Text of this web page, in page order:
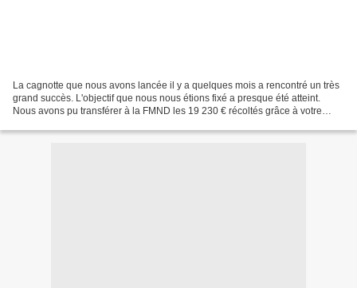
La cagnotte que nous avons lancée il y a quelques mois a rencontré un très
grand succès. L'objectif que nous nous étions fixé a presque été atteint.
Nous avons pu transférer à la FMND les 19 230 € récoltés grâce à votre